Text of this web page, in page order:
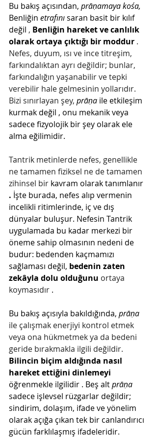
Bu bakış açısından, prāṇamaya kośa,
Benliğin etrafınısaran basit bir kılıf
değil , Benliğin hareket ve canlılık
olarak ortaya çıktığı bir moddur .
Nefes, duyum, ısı ve ince titreşim,
farkındalıktan ayrı değildir; bunlar,
farkındalığın yaşanabilir ve tepki
verebilir hale gelmesinin yollarıdır.
Bizi sınırlayan şey, prāṇa ile etkileşim
kurmak değil , onu mekanik veya
sadece fizyolojik bir şey olarak ele
alma eğilimidir.
Tantrik metinlerde nefes, genellikle
ne tamamen fiziksel ne de tamamen
zihinsel bir kavram olarak tanımlanır
. İşte burada, nefes alıp vermenin
incelikli ritimlerinde, iç ve dış
dünyalar buluşur. Nefesin Tantrik
uygulamada bu kadar merkezi bir
öneme sahip olmasının nedeni de
budur: bedenden kaçmamızı
sağlaması değil, bedenin zaten
zekâyla dolu olduğunu ortaya
koymasıdır .
Bu bakış açısıyla bakıldığında, prāṇa
ile çalışmak enerjiyi kontrol etmek
veya ona hükmetmek ya da bedeni
geride bırakmakla ilgili değildir.
Bilincin biçim aldığında nasıl
hareket ettiğini dinlemeyi
öğrenmekle ilgilidir . Beş altprāṇa
sadece işlevsel rüzgarlar değildir;
sindirim, dolaşım, ifade ve yönelim
olarak açığa çıkan tek bir canlandırıcı
gücün farklılaşmış ifadeleridir.